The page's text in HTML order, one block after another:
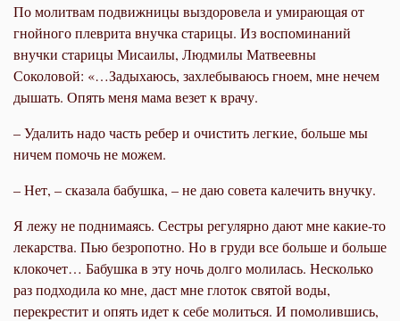
По молитвам подвижницы выздоровела и умирающая от
гнойного плеврита внучка старицы. Из воспоминаний
внучки старицы Мисаилы, Людмилы Матвеевны
Соколовой: «…Задыхаюсь, захлебываюсь гноем, мне нечем
дышать. Опять меня мама везет к врачу.
– Удалить надо часть ребер и очистить легкие, больше мы
ничем помочь не можем.
– Нет, – сказала бабушка, – не даю совета калечить внучку.
Я лежу не поднимаясь. Сестры регулярно дают мне какие-то
лекарства. Пью безропотно. Но в груди все больше и больше
клокочет… Бабушка в эту ночь долго молилась. Несколько
раз подходила ко мне, даст мне глоток святой воды,
перекрестит и опять идет к себе молиться. И помолившись,